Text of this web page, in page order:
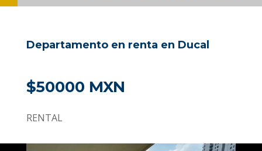
Departamento en renta en Ducal
$50000 MXN
RENTAL